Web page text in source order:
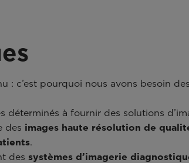
: c’est pourquoi nous avons besoin des
déterminés à fournir des solutions
des images haute résolution de
.
des systèmes d’imagerie